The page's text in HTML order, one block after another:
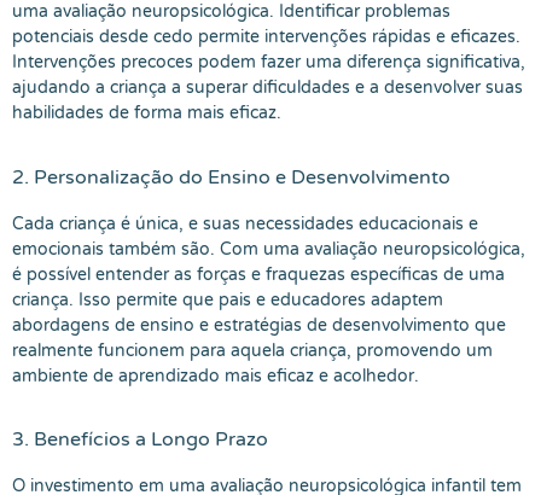
uma avaliação neuropsicológica. Identificar problemas
potenciais desde cedo permite intervenções rápidas e eficazes.
Intervenções precoces podem fazer uma diferença significativa,
ajudando a criança a superar dificuldades e a desenvolver suas
habilidades de forma mais eficaz.
2. Personalização do Ensino e Desenvolvimento
Cada criança é única, e suas necessidades educacionais e
emocionais também são. Com uma avaliação neuropsicológica,
é possível entender as forças e fraquezas específicas de uma
criança. Isso permite que pais e educadores adaptem
abordagens de ensino e estratégias de desenvolvimento que
realmente funcionem para aquela criança, promovendo um
ambiente de aprendizado mais eficaz e acolhedor.
3. Benefícios a Longo Prazo
O investimento em uma avaliação neuropsicológica infantil tem